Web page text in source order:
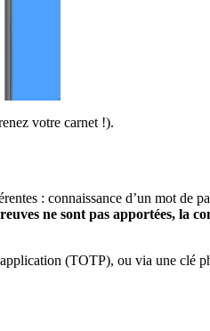
votre carnet !).
: connaissance d’un mot de
ne sont pas apportées, la
(TOTP), ou via une clé